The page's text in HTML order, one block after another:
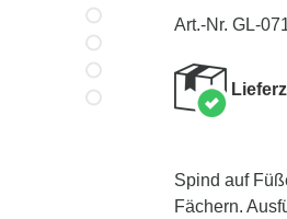
Art.-Nr. GL-
Spind auf
Fächern.